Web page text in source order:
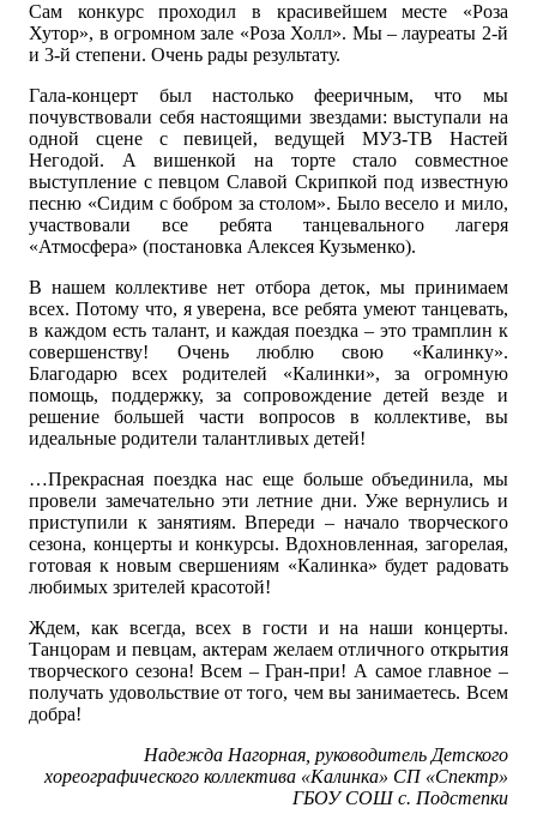
Сам конкурс проходил в красивейшем месте «Роза
Хутор», в огромном зале «Роза Холл». Мы – лауреаты 2-й
и 3-й степени. Очень рады результату.
Гала-концерт был настолько фееричным, что мы
почувствовали себя настоящими звездами: выступали на
одной сцене с певицей, ведущей МУЗ-ТВ Настей
Негодой. А вишенкой на торте стало совместное
выступление с певцом Славой Скрипкой под известную
песню «Сидим с бобром за столом». Было весело и мило,
участвовали все ребята танцевального лагеря
«Атмосфера» (постановка Алексея Кузьменко).
В нашем коллективе нет отбора деток, мы принимаем
всех. Потому что, я уверена, все ребята умеют танцевать,
в каждом есть талант, и каждая поездка – это трамплин к
совершенству! Очень люблю свою «Калинку».
Благодарю всех родителей «Калинки», за огромную
помощь, поддержку, за сопровождение детей везде и
решение большей части вопросов в коллективе, вы
идеальные родители талантливых детей!
…Прекрасная поездка нас еще больше объединила, мы
провели замечательно эти летние дни. Уже вернулись и
приступили к занятиям. Впереди – начало творческого
сезона, концерты и конкурсы. Вдохновленная, загорелая,
готовая к новым свершениям «Калинка» будет радовать
любимых зрителей красотой!
Ждем, как всегда, всех в гости и на наши концерты.
Танцорам и певцам, актерам желаем отличного открытия
творческого сезона! Всем – Гран-при! А самое главное –
получать удовольствие от того, чем вы занимаетесь. Всем
добра!
Надежда Нагорная, руководитель Детского
хореографического коллектива «Калинка» СП «Спектр»
ГБОУ СОШ с. Подстепки